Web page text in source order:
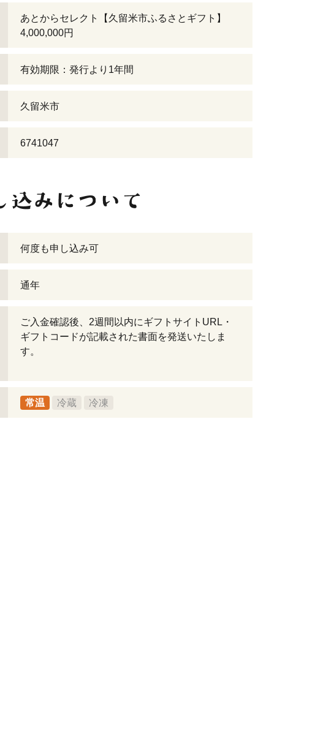
あとからセレクト【久留米市ふるさとギフト】
4,000,000円
有効期限：発行より1年間
久留米市
6741047
何度も申し込み可
通年
ご入金確認後、2週間以内にギフトサイトURL・
ギフトコードが記載された書面を発送いたしま
す。
常温 冷蔵 冷凍